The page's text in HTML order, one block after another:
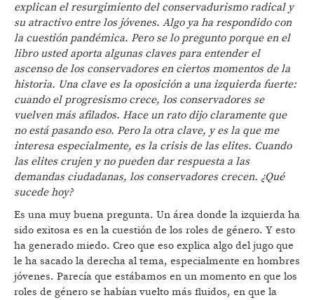
explican el resurgimiento del conservadurismo radical y
su atractivo entre los jóvenes. Algo ya ha respondido con
la cuestión pandémica. Pero se lo pregunto porque en el
libro usted aporta algunas claves para entender el
ascenso de los conservadores en ciertos momentos de la
historia. Una clave es la oposición a una izquierda fuerte:
cuando el progresismo crece, los conservadores se
vuelven más afilados. Hace un rato dijo claramente que
no está pasando eso. Pero la otra clave, y es la que me
interesa especialmente, es la crisis de las elites. Cuando
las elites crujen y no pueden dar respuesta a las
demandas ciudadanas, los conservadores crecen. ¿Qué
sucede hoy?
Es una muy buena pregunta. Un área donde la izquierda ha
sido exitosa es en la cuestión de los roles de género. Y esto
ha generado miedo. Creo que eso explica algo del jugo que
le ha sacado la derecha al tema, especialmente en hombres
jóvenes. Parecía que estábamos en un momento en que los
roles de género se habían vuelto más fluidos, en que la